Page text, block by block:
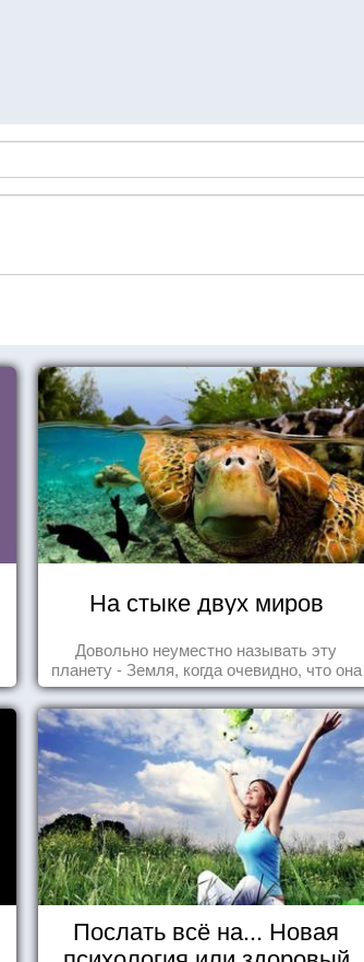
На стыке двух миров
Довольно неуместно называть эту
планету - Земля, когда очевидно, что она
- Океан.
Послать всё на... Новая